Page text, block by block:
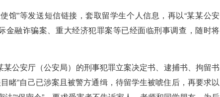
”等发送短信链接，套取留学生个人信息，再以“某某公安
金融诈骗案、重大经济犯罪案等已经面临刑事调查，随时将
安厅（公安局）的刑事犯罪立案决定书、逮捕书、拘留书
睹”自己已涉案且被警方通缉，待留学生被唬住后，再要求以